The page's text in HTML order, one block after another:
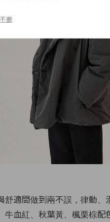
舒適間做到兩不誤，律動、
血紅、秋葉黃、楓栗棕配
要